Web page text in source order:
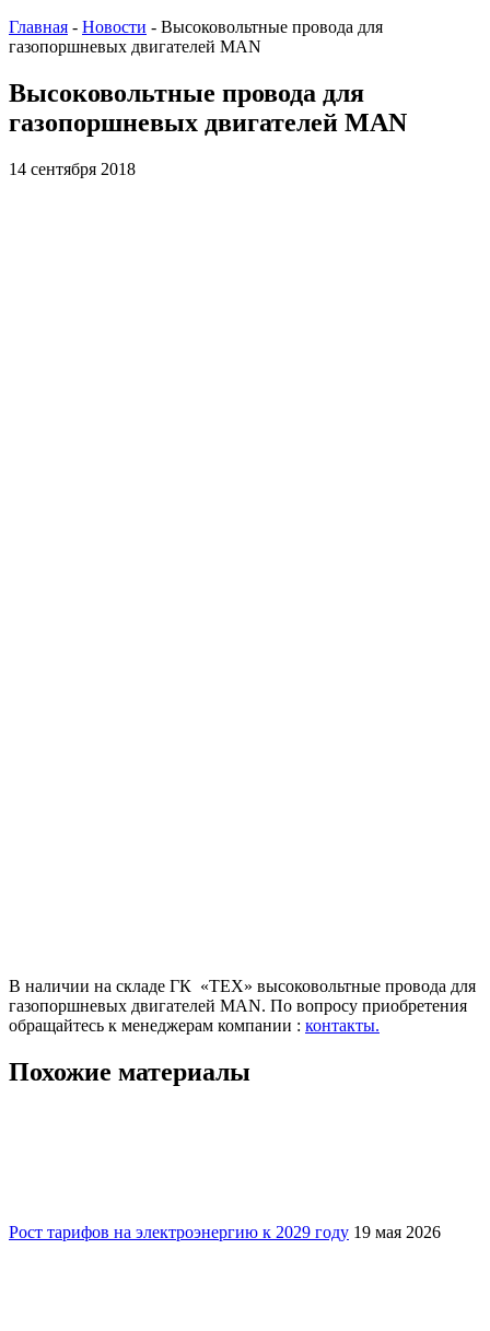
Главная - Новости - Высоковольтные провода для
газопоршневых двигателей MAN
Высоковольтные провода для
газопоршневых двигателей MAN
14 сентября 2018
В наличии на складе ГК «ТЕХ» высоковольтные провода для
газопоршневых двигателей MAN. По вопросу приобретения
обращайтесь к менеджерам компании : контакты.
Похожие материалы
Рост тарифов на электроэнергию к 2029 году 19 мая 2026